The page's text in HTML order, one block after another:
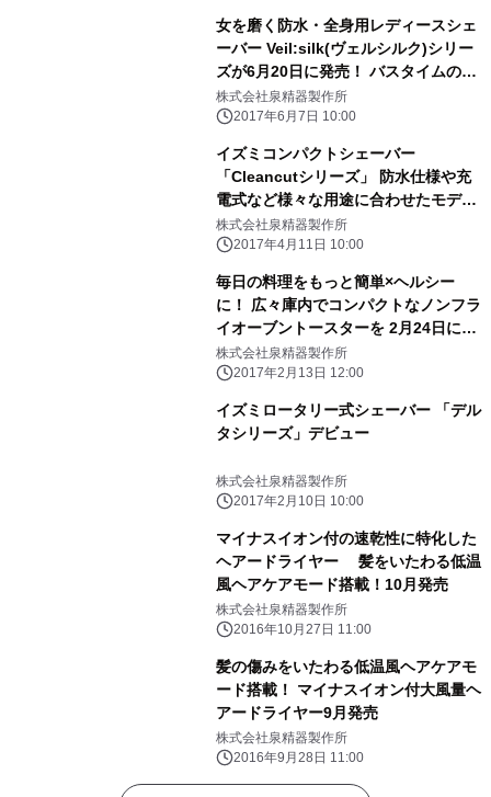
女を磨く防水・全身用レディースシェ
ーバー Veil:silk(ヴェルシルク)シリー
ズが6月20日に発売！ バスタイムの簡
単お手入れでうぶ毛とおさらば！
株式会社泉精器製作所
2017年6月7日 10:00
イズミコンパクトシェーバー
「Cleancutシリーズ」 防水仕様や充
電式など様々な用途に合わせたモデル
を展開
株式会社泉精器製作所
2017年4月11日 10:00
毎日の料理をもっと簡単×ヘルシー
に！ 広々庫内でコンパクトなノンフラ
イオーブントースターを 2月24日に発
売
株式会社泉精器製作所
2017年2月13日 12:00
イズミロータリー式シェーバー 「デル
タシリーズ」デビュー
株式会社泉精器製作所
2017年2月10日 10:00
マイナスイオン付の速乾性に特化した
ヘアードライヤー 髪をいたわる低温
風ヘアケアモード搭載！10月発売
株式会社泉精器製作所
2016年10月27日 11:00
髪の傷みをいたわる低温風ヘアケアモ
ード搭載！ マイナスイオン付大風量ヘ
アードライヤー9月発売
株式会社泉精器製作所
2016年9月28日 11:00